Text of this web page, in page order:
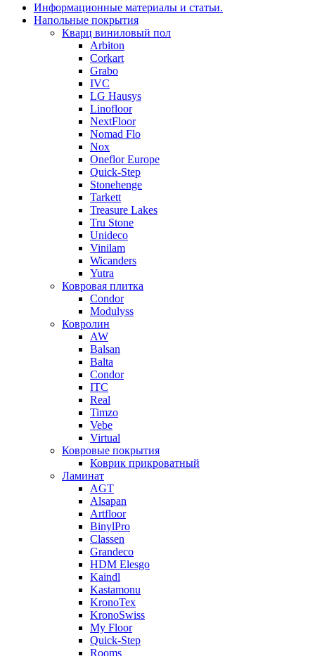
Информационные материалы и статьи.
Напольные покрытия
Кварц виниловый пол
Arbiton
Corkart
Grabo
IVC
LG Hausys
Linofloor
NextFloor
Nomad Flo
Nox
Oneflor Europe
Quick-Step
Stonehenge
Tarkett
Treasure Lakes
Tru Stone
Unideco
Vinilam
Wicanders
Yutra
Ковровая плитка
Condor
Modulyss
Ковролин
AW
Balsan
Balta
Condor
ITC
Real
Timzo
Vebe
Virtual
Ковровые покрытия
Коврик прикроватный
Ламинат
AGT
Alsapan
Artfloor
BinylPro
Classen
Grandeco
HDM Elesgo
Kaindl
Kastamonu
KronoTex
KronoSwiss
My Floor
Quick-Step
Rooms